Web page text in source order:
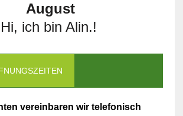
August
Hi, ich bin Alin.!
vereinbaren wir telefonisch